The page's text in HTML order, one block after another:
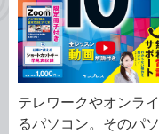
テレワークやオンラ
るパソコン。そのパ